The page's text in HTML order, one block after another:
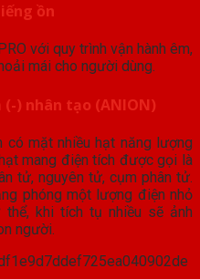
ồn
với quy trình vận hành êm,
mái cho người dùng.
(-) nhân tạo (ANION)
mặt nhiều hạt năng lượng
mang điện tích được gọi là
tử, nguyên tử, cụm phân tử.
phóng một lượng điện nhỏ
khi tích tụ nhiều sẽ ảnh
người.